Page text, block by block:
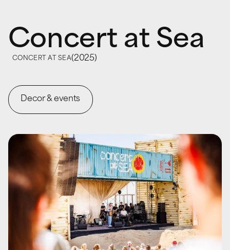
Concert at Sea
CONCERT AT SEA(2025)
Decor & events